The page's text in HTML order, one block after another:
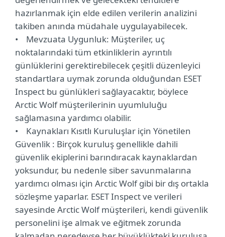
hazırlanmak için elde edilen verilerin analizini
takiben anında müdahale uygulayabilecek.
• Mevzuata Uygunluk: Müşteriler, uç
noktalarındaki tüm etkinliklerin ayrıntılı
günlüklerini gerektirebilecek çeşitli düzenleyici
standartlara uymak zorunda olduğundan ESET
Inspect bu günlükleri sağlayacaktır, böylece
Arctic Wolf müşterilerinin uyumluluğu
sağlamasına yardımcı olabilir.
• Kaynakları Kısıtlı Kuruluşlar için Yönetilen
Güvenlik : Birçok kuruluş genellikle dahili
güvenlik ekiplerini barındıracak kaynaklardan
yoksundur, bu nedenle siber savunmalarına
yardımcı olması için Arctic Wolf gibi bir dış ortakla
sözleşme yaparlar. ESET Inspect ve verileri
sayesinde Arctic Wolf müşterileri, kendi güvenlik
personelini işe almak ve eğitmek zorunda